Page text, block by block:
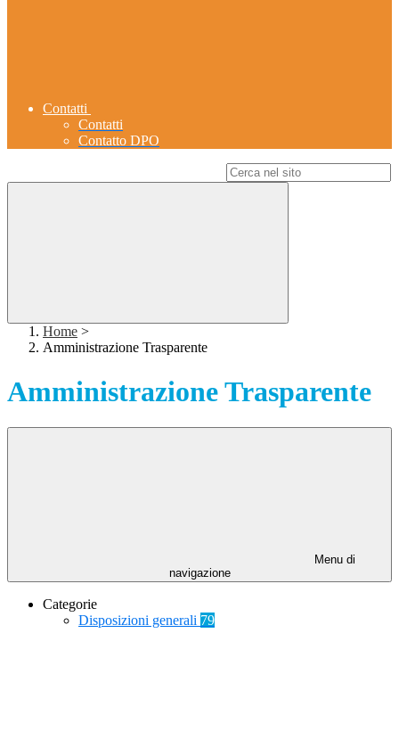
Contatti
Contatti
Contatto DPO
Home >
Amministrazione Trasparente
Amministrazione Trasparente
Menu di
navigazione
Categorie
Disposizioni generali 79